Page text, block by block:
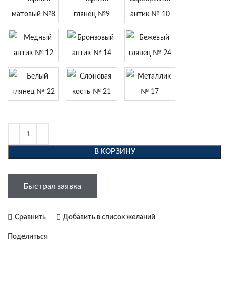
В КОРЗИНУ
Быстрая заявка
Сравнить Добавить в список желаний
Поделиться